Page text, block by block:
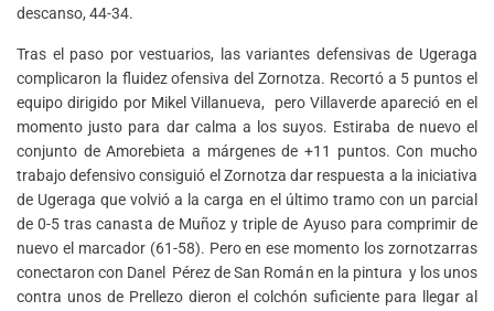
descanso, 44-34.
Tras el paso por vestuarios, las variantes defensivas de Ugeraga
complicaron la fluidez ofensiva del Zornotza. Recortó a 5 puntos el
equipo dirigido por Mikel Villanueva, pero Villaverde apareció en el
momento justo para dar calma a los suyos. Estiraba de nuevo el
conjunto de Amorebieta a márgenes de +11 puntos. Con mucho
trabajo defensivo consiguió el Zornotza dar respuesta a la iniciativa
de Ugeraga que volvió a la carga en el último tramo con un parcial
de 0-5 tras canasta de Muñoz y triple de Ayuso para comprimir de
nuevo el marcador (61-58). Pero en ese momento los zornotzarras
conectaron con Danel Pérez de San Román en la pintura y los unos
contra unos de Prellezo dieron el colchón suficiente para llegar al